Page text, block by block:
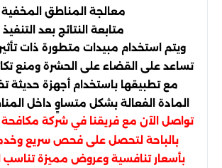
معالجة المناطق المخفية
متابعة النتائج بعد التنفيذ
ويتم استخدام مبيدات متطورة ذات
تساعد على القضاء على الحشرة ومنع
مع تطبيقها باستخدام أجهزة حديثة
المادة الفعالة بشكل متساوٍ داخل
تواصل الآن مع فريقنا في شركة مكافحة
بالباحة لتحصل على فحص سريع
بأسعار تنافسية وعروض مميزة تناسب